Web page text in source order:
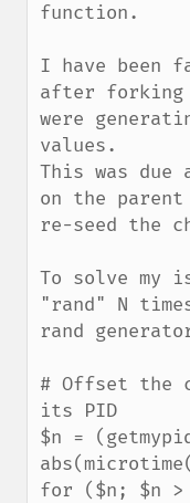
function.
I have been
after forking
were
values.
This was
on the
re-seed the
To solve my
"rand" N
rand
# Offset the
its PID
$n =
for ($n; $n